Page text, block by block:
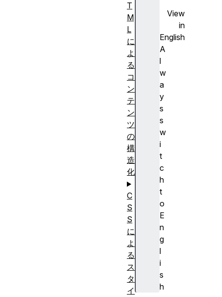
View
in
English
A
l
w
a
y
s
s
w
i
t
c
h
t
o
E
n
g
l
i
s
h
T
M
L
に
よ
る
コ
ン
テ
ン
ツ
の
構
造
化
C
S
S
に
よ
る
ス
タ
イ